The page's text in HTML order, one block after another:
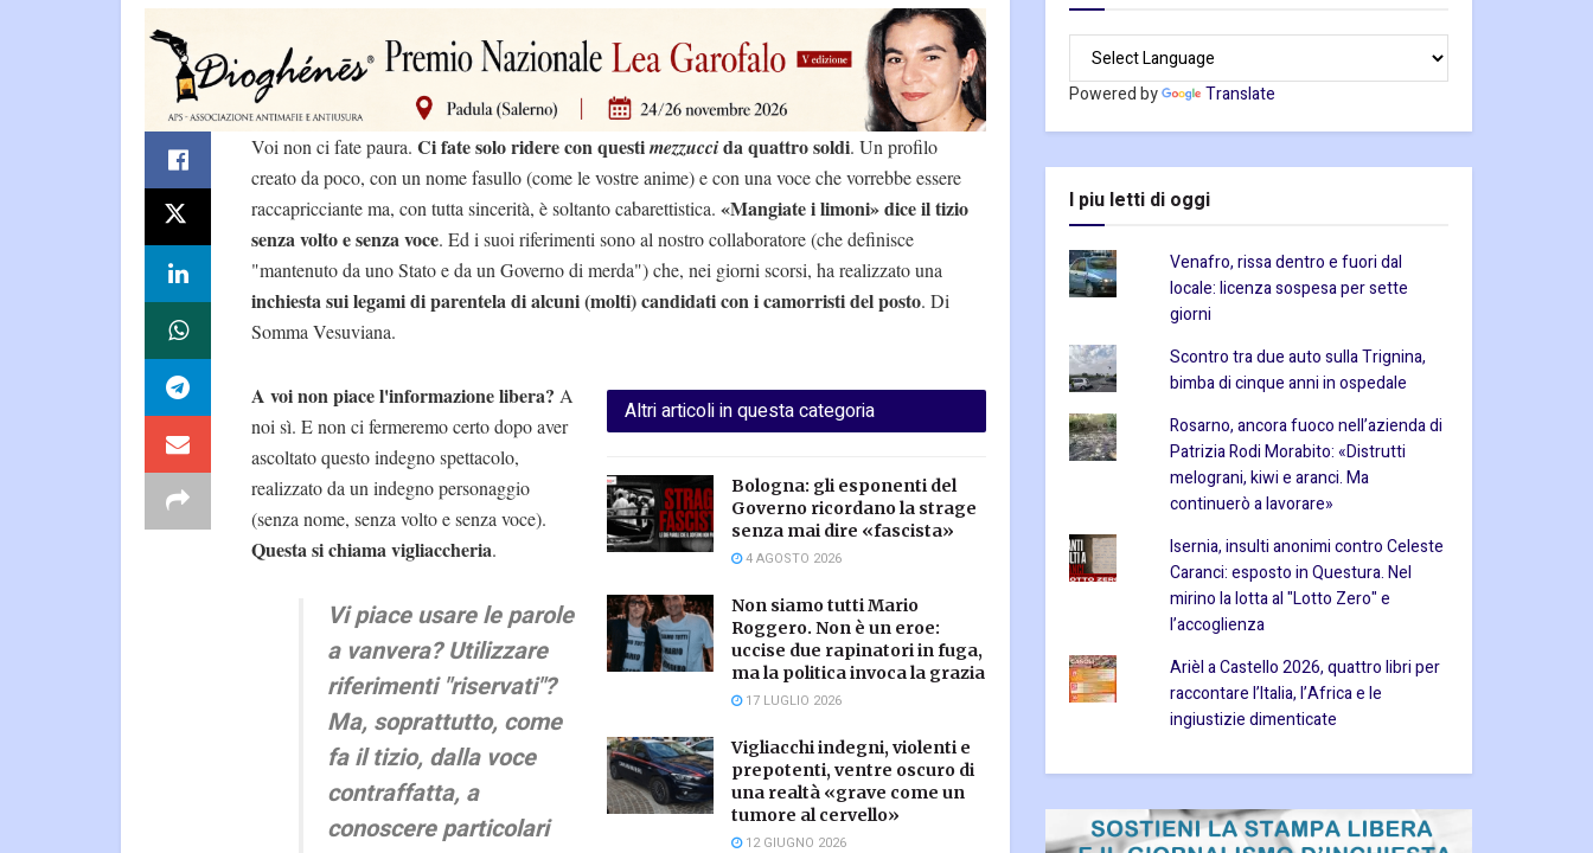
Voi non ci fate paura. Ci fate solo ridere con questimezzuccida quattro soldi. Un profilo
creato da poco, con un nome fasullo (come le vostre anime) e con una voce che vorrebbe essere
raccapricciante ma, con tutta sincerità, è soltanto cabarettistica. «Mangiate i limoni» dice il tizio
senza volto e senza voce. Ed i suoi riferimenti sono al nostro collaboratore (che definisce
"mantenuto da uno Stato e da un Governo di merda") che, nei giorni scorsi, ha realizzato una
inchiesta sui legami di parentela di alcuni (molti) candidati con i camorristi del posto. Di
Somma Vesuviana.
Altri articoli in questa categoria
Bologna: gli esponenti del
Governo ricordano la strage
senza mai dire «fascista»
4 AGOSTO 2026
Non siamo tutti Mario
Roggero. Non è un eroe:
uccise due rapinatori in fuga,
ma la politica invoca la grazia
17 LUGLIO 2026
Vigliacchi indegni, violenti e
prepotenti, ventre oscuro di
una realtà «grave come un
tumore al cervello»
12 GIUGNO 2026
A voi non piace l'informazione libera? A
noi sì. E non ci fermeremo certo dopo aver
ascoltato questo indegno spettacolo,
realizzato da un indegno personaggio
(senza nome, senza volto e senza voce).
Questa si chiama vigliaccheria.
Vi piace usare le parole
a vanvera? Utilizzare
riferimenti "riservati"?
Ma, soprattutto, come
fa il tizio, dalla voce
contraffatta, a
conoscere particolari
Powered by Translate
I piu letti di oggi
Venafro, rissa dentro e fuori dal
locale: licenza sospesa per sette
giorni
Scontro tra due auto sulla Trignina,
bimba di cinque anni in ospedale
Rosarno, ancora fuoco nell’azienda di
Patrizia Rodi Morabito: «Distrutti
melograni, kiwi e aranci. Ma
continuerò a lavorare»
Isernia, insulti anonimi contro Celeste
Caranci: esposto in Questura. Nel
mirino la lotta al "Lotto Zero" e
l’accoglienza
Arièl a Castello 2026, quattro libri per
raccontare l’Italia, l’Africa e le
ingiustizie dimenticate